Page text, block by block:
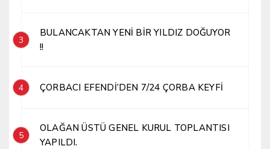
3
BULANCAKTAN YENİ BİR YILDIZ DOĞUYOR
!!
4 ÇORBACI EFENDİ’DEN 7/24 ÇORBA KEYFİ
5
OLAĞAN ÜSTÜ GENEL KURUL TOPLANTISI
YAPILDI.